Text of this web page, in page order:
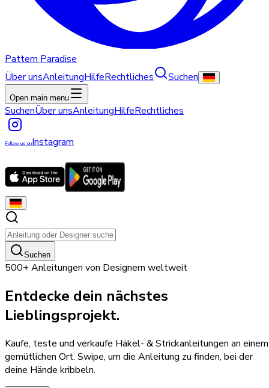
Pattern Paradise
Über unsAnleitungHilfeRechtliches Suchen
Open main menu
SuchenÜber unsAnleitungHilfeRechtliches
Follow us onInstagram
Suchen
500+ Anleitungen von Designern weltweit
Entdecke dein nächstes
Lieblingsprojekt.
Kaufe, teste und verkaufe Häkel- & Strickanleitungen an einem
gemütlichen Ort. Swipe, um die Anleitung zu finden, bei der
deine Hände kribbeln.